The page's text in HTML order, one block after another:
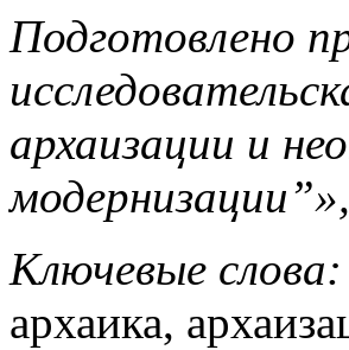
Подготовлено
архаизации и
Ключевые слова:
архаика,